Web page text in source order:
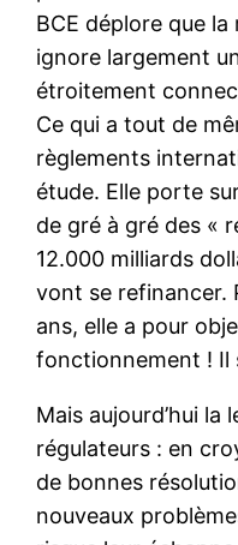
BCE déplore que
ignore largement
étroitement
Ce qui a tout de
règlements
étude. Elle porte
de gré à gré des «
12.000 milliards
vont se refinancer.
ans, elle a pour
fonctionnement ! Il
Mais aujourd’hui la
régulateurs : en
de bonnes
nouveaux